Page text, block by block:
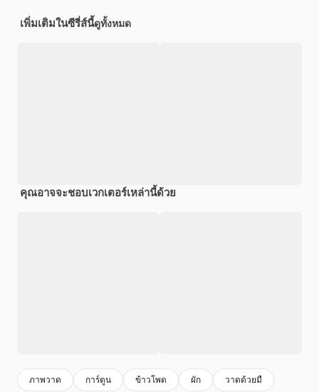
เพิ่มเติมในซีรี่ส์นี้ดูทั้งหมด
คุณอาจจะชอบเวกเตอร์เหล่านี้ด้วย
ภาพวาด การ์ตูน ข้าวโพด ผัก วาดด้วยมื